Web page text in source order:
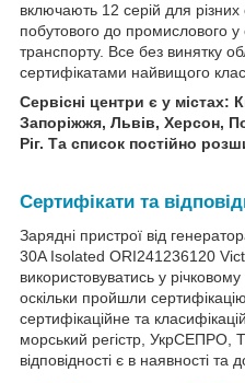
включають 12 серій для різних
побутового до промислового у
транспорту. Все без винятку
сертифікатами найвищого
Сервісні центри є у містах:
Запоріжжя, Львів, Херсон,
Ріг. Та список постійно
Сертифікати та
Зарядні пристрої від
30A Isolated ORI241236120
використовуватись у
оскільки пройшли
сертифікаційне та
морський регістр, УкрСЕПРО,
відповідності є в наявності та